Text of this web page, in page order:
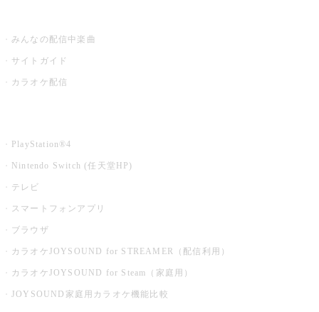
みんなの配信中楽曲
サイトガイド
カラオケ配信
PlayStation®4
Nintendo Switch (任天堂HP)
テレビ
スマートフォンアプリ
ブラウザ
カラオケJOYSOUND for STREAMER（配信利用）
カラオケJOYSOUND for Steam（家庭用）
JOYSOUND家庭用カラオケ機能比較